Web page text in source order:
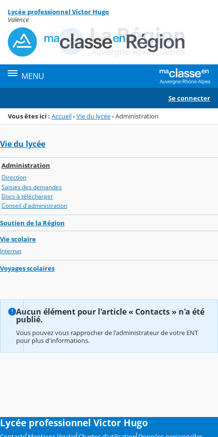
Menu de la rubrique
Contenu
Lycée professionnel Victor Hugo
Valence
MENU
Se connecter
Vous êtes ici : Accueil›Vie du lycée›Administration
Vie du lycée
Administration
Direction
Saisies des demandes
Docs à télécharger
Conseil d'administration
Soutien de la Région
Vie scolaire
Internat
Voyages scolaires
Aucun élément pour l'article « Contacts » n'a été
publié.
Vous pouvez vous rapprocher de l'administrateur de votre ENT
pour plus d'informations.
Lycée professionnel Victor Hugo